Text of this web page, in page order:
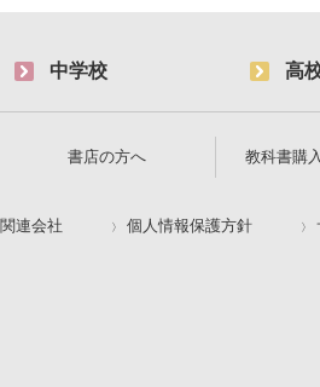
中学校 高
書店の方へ 教科書購
関連会社 個人情報保護方針